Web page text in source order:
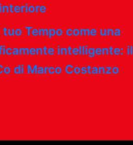
interiore
Tempo come una
intelligente: il
di Marco Costanzo